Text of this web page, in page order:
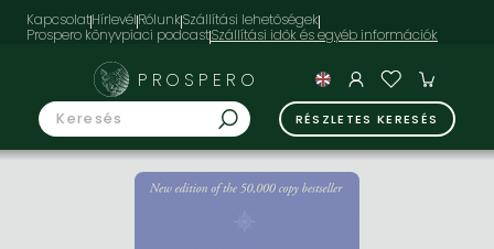
KapcsolatHírlevélRólunkSzállítási lehetőségek
Prospero könyvpiaci podcast
PROSPERO
RÉSZLETES KERESÉS